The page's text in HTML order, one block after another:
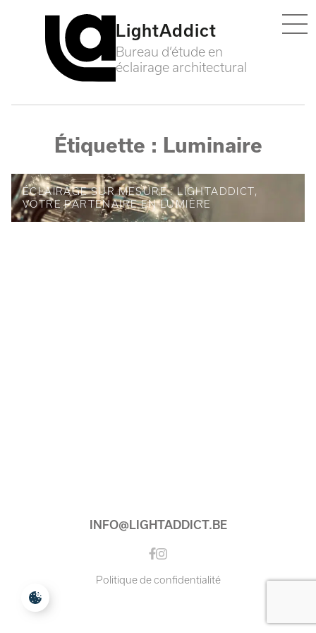
LightAddict
Bureau d’étude en
éclairage architectural
Étiquette : Luminaire
ÉCLAIRAGE SUR MESURE : LIGHTADDICT,
VOTRE PARTENAIRE EN LUMIÈRE
INFO@LIGHTADDICT.BE
Politique de confidentialité